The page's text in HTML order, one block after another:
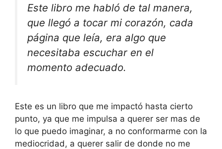
Este libro me habló de tal manera,
que llegó a tocar mi corazón, cada
página que leía, era algo que
necesitaba escuchar en el
momento adecuado.
Este es un libro que me impactó hasta cierto
punto, ya que me impulsa a querer ser mas de
lo que puedo imaginar, a no conformarme con la
mediocridad, a querer salir de donde no me